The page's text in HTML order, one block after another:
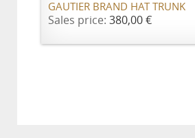
GAUTIER BRAND HAT TRUNK
Sales price: 380,00 €